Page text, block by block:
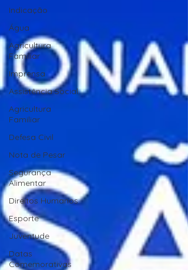
Indicação
Água
Agricultura
Familiar
Imprensa
Assistência Social
Agricultura
Familiar
Defesa Civil
Nota de Pesar
Segurança
Alimentar
Direitos Humanos
Esporte
Juventude
Datas
Comemorativas